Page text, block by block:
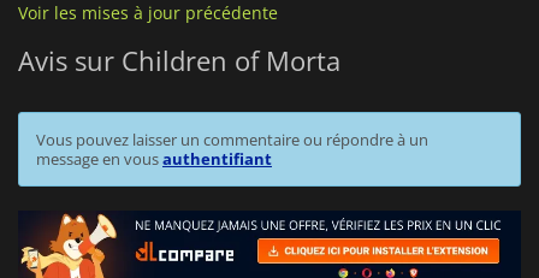
Voir les mises à jour précédente
Avis sur Children of Morta
Vous pouvez laisser un commentaire ou répondre à un
message en vousauthentifiant